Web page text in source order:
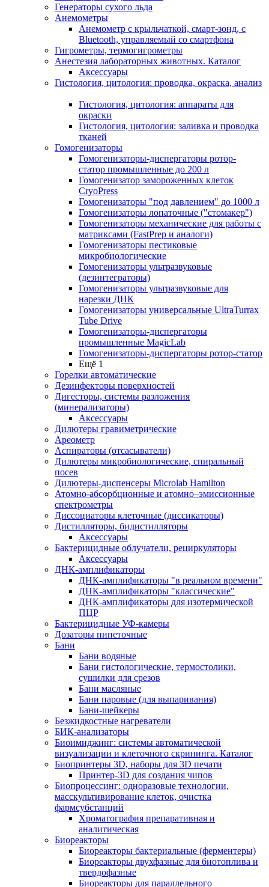
Генераторы сухого льда
Анемометры
Анемометр с крыльчаткой, смарт-зонд, с
Bluetooth, управляемый со смартфона
Гигрометры, термогигрометры
Анестезия лабораторных животных. Каталог
Аксессуары
Гистология, цитология: проводка, окраска, анализ
Гистология, цитология: аппараты для
окраски
Гистология, цитология: заливка и проводка
тканей
Гомогенизаторы
Гомогенизаторы-диспергаторы ротор-
статор промышленные до 200 л
Гомогенизатор замороженных клеток
CryoPress
Гомогенизаторы "под давлением" до 1000 л
Гомогенизаторы лопаточные ("стомакер")
Гомогенизаторы механические для работы с
матриксами (FastPrep и аналоги)
Гомогенизаторы пестиковые
микробиологические
Гомогенизаторы ультразвуковые
(дезинтеграторы)
Гомогенизаторы ультразвуковые для
нарезки ДНК
Гомогенизаторы универсальные UltraTurrax
Tube Drive
Гомогенизаторы-диспергаторы
промышленные MagicLab
Гомогенизаторы-диспергаторы ротор-статор
Ещё 1
Горелки автоматические
Дезинфекторы поверхностей
Дигесторы, системы разложения
(минерализаторы)
Аксессуары
Дилютеры гравиметрические
Ареометр
Аспираторы (отсасыватели)
Дилютеры микробиологические, спиральный
посев
Дилютеры-диспенсеры Microlab Hamilton
Атомно-абсорбционные и атомно–эмиссионные
спектрометры
Диссоциаторы клеточные (диссикаторы)
Дистилляторы, бидистилляторы
Аксессуары
Бактерицидные облучатели, рециркуляторы
Аксессуары
ДНК-амплификаторы
ДНК-амплификаторы "в реальном времени"
ДНК-амплификаторы "классические"
ДНК-амплификаторы для изотермической
ПЦР
Бактерицидные УФ-камеры
Дозаторы пипеточные
Бани
Бани водяные
Бани гистологические, термостолики,
сушилки для срезов
Бани масляные
Бани паровые (для выпаривания)
Бани-шейкеры
Безжидкостные нагреватели
БИК-анализаторы
Биоимиджинг: системы автоматической
визуализации и клеточного скрининга. Каталог
Биопринтеры 3D, наборы для 3D печати
Принтер-3D для создания чипов
Биопроцессинг: одноразовые технологии,
масскультивирование клеток, очистка
фармсубстанций
Хроматография препаративная и
аналитическая
Биореакторы
Биореакторы бактериальные (ферментеры)
Биореакторы двухфазные для биотоплива и
твердофазные
Биореакторы для параллельного